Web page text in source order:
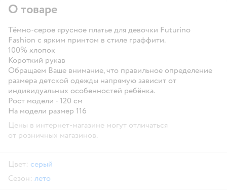
О товаре
Тёмно-серое ярусное платье для девочки Futurino
Fashion с ярким принтом в стиле граффити.
100% хлопок
Короткий рукав
Обращаем Ваше внимание, что правильное определение
размера детской одежды напрямую зависит от
индивидуальных особенностей ребёнка.
Рост модели - 120 см
На модели размер 116
Цены в интернет-магазине могут отличаться
от розничных магазинов.
Цвет: серый
Сезон: лето